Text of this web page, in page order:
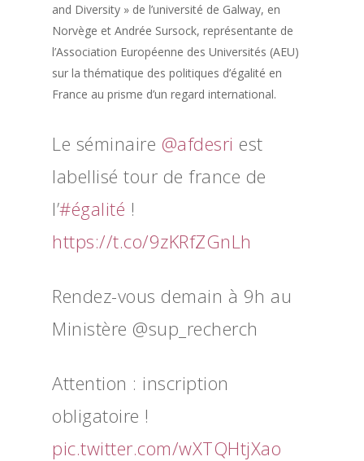
and Diversity » de l’université de Galway, en
Norvège et Andrée Sursock, représentante de
l’Association Européenne des Universités (AEU)
sur la thématique des politiques d’égalité en
France au prisme d’un regard international.
Le séminaire @afdesri est
labellisé tour de france de
l’#égalité !
https://t.co/9zKRfZGnLh
Rendez-vous demain à 9h au
Ministère @sup_recherch
Attention : inscription
obligatoire !
pic.twitter.com/wXTQHtjXao